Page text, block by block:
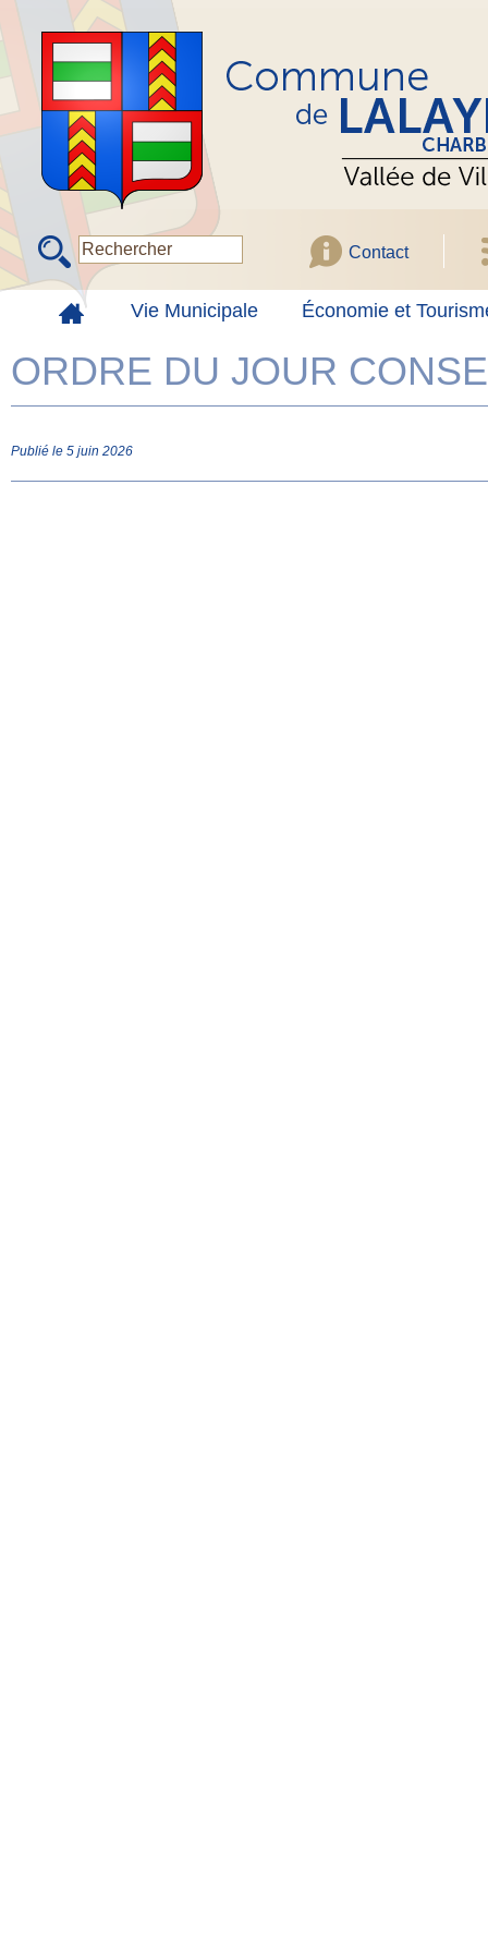
Contact
Vie Municipale Économie et
ORDRE DU JOUR
Publié le 5 juin 2026